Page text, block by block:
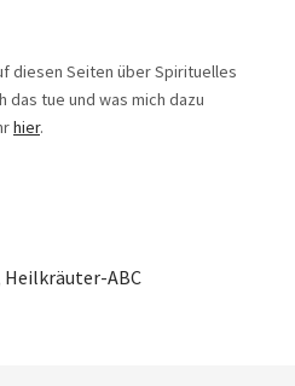
diesen Seiten über Spirituelles
das tue und was mich dazu
hier.